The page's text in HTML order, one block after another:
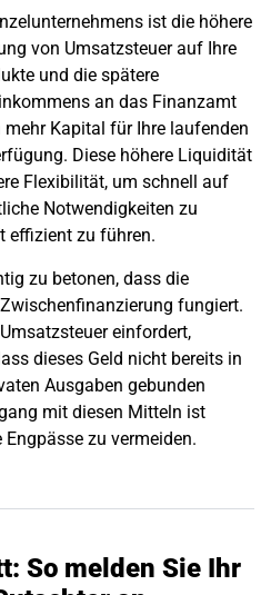
ist die höhere
von Umsatzsteuer auf Ihre
und die spätere
an das Finanzamt
Kapital für Ihre laufenden
Diese höhere Liquidität
Flexibilität, um schnell auf
Notwendigkeiten zu
effizient zu führen.
zu betonen, dass die
fungiert.
einfordert,
dieses Geld nicht bereits in
Ausgaben gebunden
mit diesen Mitteln ist
zu vermeiden.
So melden Sie Ihr